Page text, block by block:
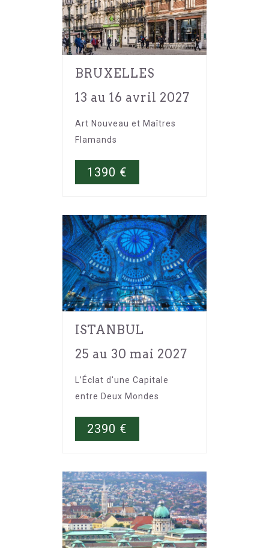
BRUXELLES
13 au 16 avril 2027
Art Nouveau et Maîtres
Flamands
1390 €
ISTANBUL
25 au 30 mai 2027
L’Éclat d'une Capitale
entre Deux Mondes
2390 €